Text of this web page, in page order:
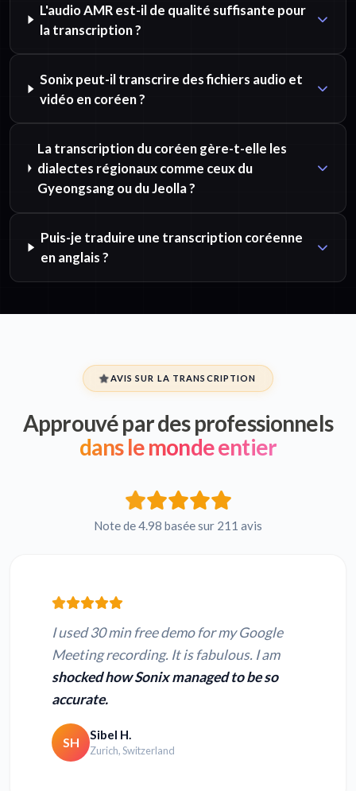
L'audio AMR est-il de qualité suffisante pour
la transcription ?
Sonix peut-il transcrire des fichiers audio et
vidéo en coréen ?
La transcription du coréen gère-t-elle les
dialectes régionaux comme ceux du
Gyeongsang ou du Jeolla ?
Puis-je traduire une transcription coréenne
en anglais ?
AVIS SUR LA TRANSCRIPTION
Approuvé par des professionnels
dans le monde entier
Note de 4.98 basée sur 211 avis
I used 30 min free demo for my Google
Meeting recording. It is fabulous. I am
shocked how Sonix managed to be so
accurate.
SH Sibel H.
Zurich, Switzerland